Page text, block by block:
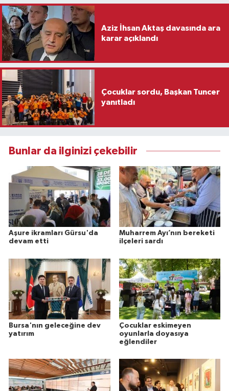
Aziz İhsan Aktaş davasında ara
karar açıklandı
Çocuklar sordu, Başkan Tuncer
yanıtladı
Bunlar da ilginizi çekebilir
Aşure ikramları Gürsu'da
devam etti
Muharrem Ayı’nın bereketi
ilçeleri sardı
Bursa'nın geleceğine dev
yatırım
Çocuklar eskimeyen
oyunlarla doyasıya
eğlendiler